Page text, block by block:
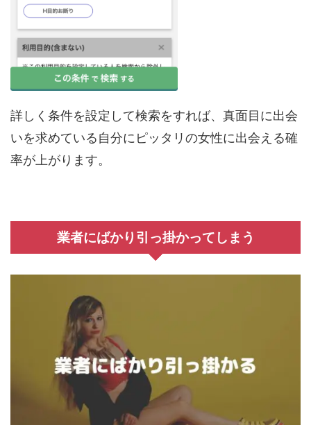
詳しく条件を設定して検索をすれば、真面目に出会
いを求めている自分にピッタリの女性に出会える確
率が上がります。
業者にばかり引っ掛かってしまう